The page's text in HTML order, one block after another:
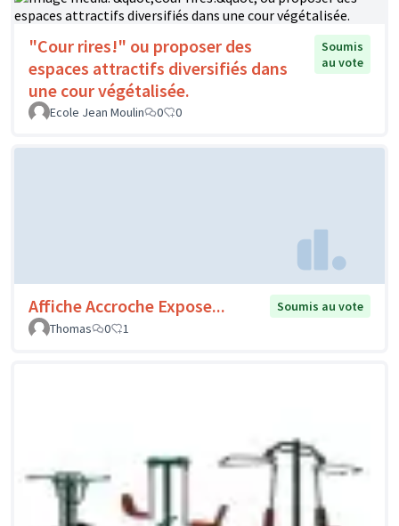
"Cour rires!" ou proposer des
espaces attractifs diversifiés dans
une cour végétalisée.
Soumis
au vote
Ecole Jean Moulin 0 0
Affiche Accroche Expose...
Soumis au vote
Thomas
0 1